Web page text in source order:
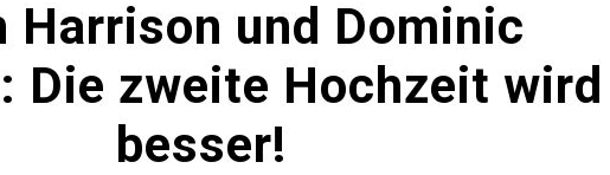
Harrison und Dominic
Die zweite Hochzeit wird
besser!